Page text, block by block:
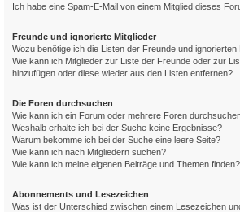
Ich habe eine Spam-E-Mail von einem Mitglied dieses
Freunde und ignorierte Mitglieder
Wozu benötige ich die Listen der Freunde und ignorierten
Wie kann ich Mitglieder zur Liste der Freunde oder zur
hinzufügen oder diese wieder aus den Listen entfernen?
Die Foren durchsuchen
Wie kann ich ein Forum oder mehrere Foren
Weshalb erhalte ich bei der Suche keine Ergebnisse?
Warum bekomme ich bei der Suche eine leere Seite?
Wie kann ich nach Mitgliedern suchen?
Wie kann ich meine eigenen Beiträge und Themen finden?
Abonnements und Lesezeichen
Was ist der Unterschied zwischen einem Lesezeichen